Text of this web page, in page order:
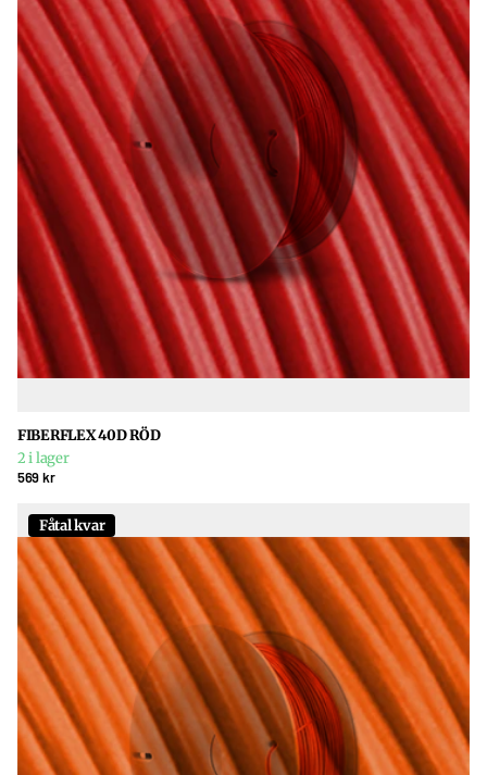
FIBERFLEX 40D RÖD
2 i lager
569 kr
Fåtal kvar